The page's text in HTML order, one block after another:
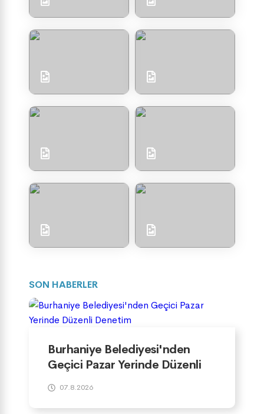
SON HABERLER
Burhaniye Belediyesi'nden
Geçici Pazar Yerinde Düzenli
Denetim
07.8.2026